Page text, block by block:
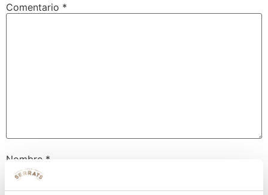
Comentario *
Nombre *